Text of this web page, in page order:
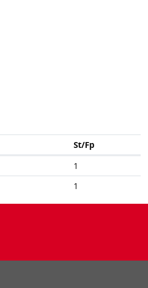
St/Fp
1
1